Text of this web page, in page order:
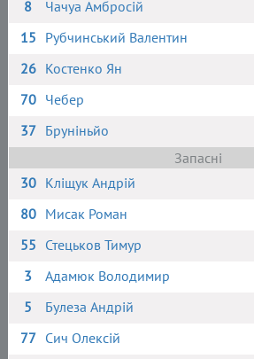
8
Чачуа Амбросій
15 Рубчинський Валентин
26 Костенко Ян
70 Чебер
37 Бруніньйо
Запасні
30 Кліщук Андрій
80 Мисак Роман
55 Стецьков Тимур
3
Адамюк Володимир
5
Булеза Андрій
77 Сич Олексій